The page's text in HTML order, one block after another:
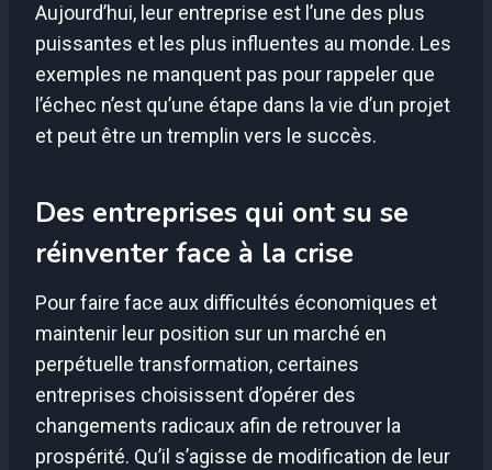
Aujourd’hui, leur entreprise est l’une des plus
puissantes et les plus influentes au monde. Les
exemples ne manquent pas pour rappeler que
l’échec n’est qu’une étape dans la vie d’un projet
et peut être un tremplin vers le succès.
Des entreprises qui ont su se
réinventer face à la crise
Pour faire face aux difficultés économiques et
maintenir leur position sur un marché en
perpétuelle transformation, certaines
entreprises choisissent d’opérer des
changements radicaux afin de retrouver la
prospérité. Qu’il s’agisse de modification de leur